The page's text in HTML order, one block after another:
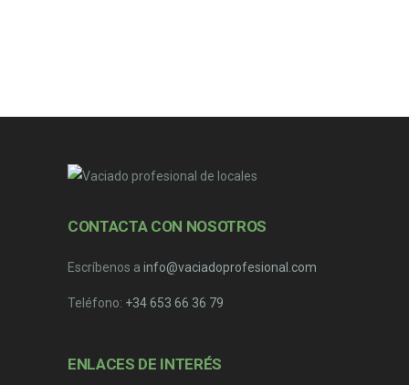
CONTACTA CON NOSOTROS
Escríbenos a info@vaciadoprofesional.com
Teléfono: +34 653 66 36 79
ENLACES DE INTERÉS